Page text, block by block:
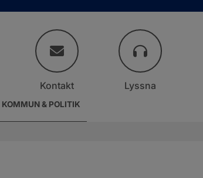
KOMMUN & POLITIK
Kontakt Lyssna